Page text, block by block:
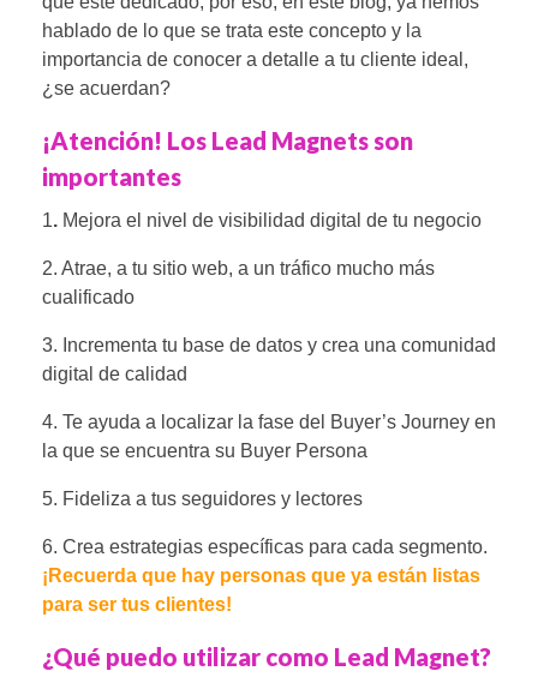
hablado de lo que se trata este concepto y la
importancia de conocer a detalle a tu cliente ideal,
¿se acuerdan?
¡Atención! Los Lead Magnets son
importantes
1. Mejora el nivel de visibilidad digital de tu negocio
2. Atrae, a tu sitio web, a un tráfico mucho más
cualificado
3. Incrementa tu base de datos y crea una comunidad
digital de calidad
4. Te ayuda a localizar la fase del Buyer’s Journey en
la que se encuentra su Buyer Persona
5. Fideliza a tus seguidores y lectores
6. Crea estrategias específicas para cada segmento.
¡Recuerda que hay personas que ya están listas
para ser tus clientes!
¿Qué puedo utilizar como Lead Magnet?